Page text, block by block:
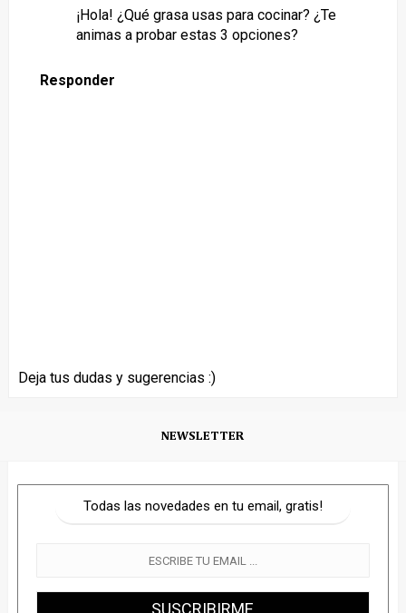
¡Hola! ¿Qué grasa usas para cocinar? ¿Te
animas a probar estas 3 opciones?
Responder
Deja tus dudas y sugerencias :)
NEWSLETTER
Todas las novedades en tu email, gratis!